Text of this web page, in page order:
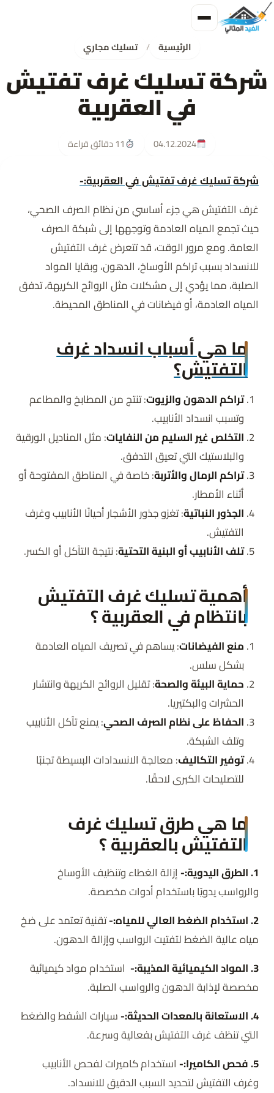
الرئيسية / تسليك مجاري
شركة تسليك غرف تفتيش
في العقربية
04.12.2024 11 دقائق قراءة
شركة تسليك غرف تفتيش في العقربية:-
غرف التفتيش هي جزء أساسي من نظام الصرف الصحي،
حيث تجمع المياه العادمة وتوجهها إلى شبكة الصرف
العامة. ومع مرور الوقت، قد تتعرض غرف التفتيش
للانسداد بسبب تراكم الأوساخ، الدهون، وبقايا المواد
الصلبة، مما يؤدي إلى مشكلات مثل الروائح الكريهة، تدفق
المياه العادمة، أو فيضانات في المناطق المحيطة.
ما هي أسباب انسداد غرف
التفتيش؟
تراكم الدهون والزيوت: تنتج من المطابخ والمطاعم
وتسبب انسداد الأنابيب.
التخلص غير السليم من النفايات: مثل المناديل الورقية
والبلاستيك التي تعيق التدفق.
تراكم الرمال والأتربة: خاصة في المناطق المفتوحة أو
أثناء الأمطار.
الجذور النباتية: تغزو جذور الأشجار أحيانًا الأنابيب وغرف
التفتيش.
تلف الأنابيب أو البنية التحتية: نتيجة التآكل أو الكسر.
أهمية تسليك غرف التفتيش
بانتظام في العقربية ؟
منع الفيضانات: يساهم في تصريف المياه العادمة
بشكل سلس.
حماية البيئة والصحة: تقليل الروائح الكريهة وانتشار
الحشرات والبكتيريا.
الحفاظ على نظام الصرف الصحي: يمنع تآكل الأنابيب
وتلف الشبكة.
توفير التكاليف: معالجة الانسدادات البسيطة تجنبًا
للتصليحات الكبرى لاحقًا.
ما هي طرق تسليك غرف
التفتيش بالعقربية ؟
1. الطرق اليدوية:-
إزالة الغطاء وتنظيف الأوساخ
والرواسب يدويًا باستخدام أدوات مخصصة.
2. استخدام الضغط العالي للمياه:-
تقنية تعتمد على ضخ
مياه عالية الضغط لتفتيت الرواسب وإزالة الدهون.
3. المواد الكيميائية المذيبة:-
استخدام مواد كيميائية
مخصصة لإذابة الدهون والرواسب الصلبة.
4. الاستعانة بالمعدات الحديثة:-
سيارات الشفط والضغط
التي تنظف غرف التفتيش بفعالية وسرعة.
5. فحص الكاميرا:-
استخدام كاميرات لفحص الأنابيب
وغرف التفتيش لتحديد السبب الدقيق للانسداد.